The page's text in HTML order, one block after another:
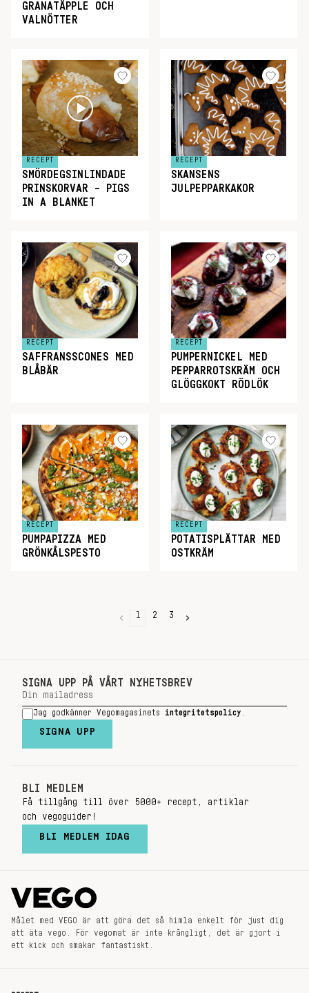
GRANATÄPPLE OCH
VALNÖTTER
RECEPT
SMÖRDEGSINLINDADE
PRINSKORVAR – PIGS
IN A BLANKET
RECEPT
SKANSENS
JULPEPPARKAKOR
RECEPT
SAFFRANSSCONES MED
BLÅBÄR
RECEPT
PUMPERNICKEL MED
PEPPARROTSKRÄM OCH
GLÖGGKOKT RÖDLÖK
RECEPT
PUMPAPIZZA MED
GRÖNKÅLSPESTO
RECEPT
POTATISPLÄTTAR MED
OSTKRÄM
1 2 3
SIGNA UPP PÅ VÅRT NYHETSBREV
Jag godkänner Vegomagasinets integritetspolicy
SIGNA UPP
BLI MEDLEM
Få tillgång till över 5000+ recept, artiklar
och vegoguider!
BLI MEDLEM IDAG
Målet med VEGO är att göra det så himla enkelt för just dig
att äta vego. För vegomat är inte krångligt, det är gjort i
ett kick och smakar fantastiskt.